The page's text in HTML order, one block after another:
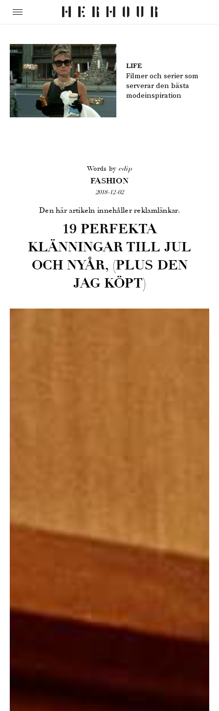
LIFE
Filmer och serier som
serverar den bästa
modeinspiration
Words by edip
FASHION
2018-12-02
Den här artikeln innehåller reklamlänkar.
19 PERFEKTA
KLÄNNINGAR TILL JUL
OCH NYÅR, (PLUS DEN
JAG KÖPT)